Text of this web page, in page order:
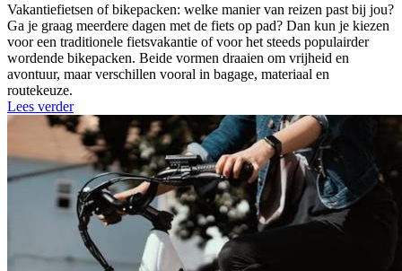
Vakantiefietsen of bikepacken: welke manier van reizen past bij jou?
Ga je graag meerdere dagen met de fiets op pad? Dan kun je kiezen
voor een traditionele fietsvakantie of voor het steeds populairder
wordende bikepacken. Beide vormen draaien om vrijheid en
avontuur, maar verschillen vooral in bagage, materiaal en
routekeuze.
Lees verder